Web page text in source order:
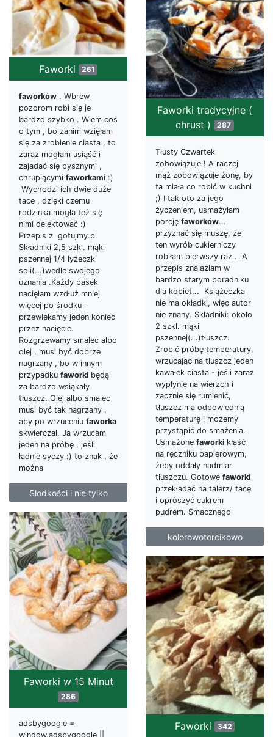
Faworki tradycyjne (
chrust ) 287
Tłusty Czwartek
zobowiązuje ! A raczej
mąż zobowiązuje żonę, by
ta miała co robić w kuchni
;) I tak oto za jego
życzeniem, usmażyłam
porcję faworków...
przyznać się muszę, że
ten wyrób cukierniczy
robiłam pierwszy raz... A
przepis znalazłam w
bardzo starym poradniku
dla kobiet... Książeczka
nie ma okładki, więc autor
nie znany. Składniki: około
2 szkl. mąki
pszennej(...)tłuszcz.
Zrobić próbę temperatury,
wrzucając na tłuszcz jeden
kawałek ciasta - jeśli zaraz
wypłynie na wierzch i
zacznie się rumienić,
tłuszcz ma odpowiednią
temperaturę i możemy
przystąpić do smażenia.
Usmażone faworki kłaść
na ręczniku papierowym,
żeby oddały nadmiar
tłuszczu. Gotowe faworki
przekładać na talerz/ tacę
i oprószyć cukrem
pudrem. Smacznego
kolorowotorcikowo
Faworki 261
faworków . Wbrew
pozorom robi się je
bardzo szybko . Wiem coś
o tym , bo zanim wzięłam
się za zrobienie ciasta , to
zaraz mogłam usiąść i
zajadać się pysznymi ,
chrupiącymi faworkami :)
Wychodzi ich dwie duże
tace , dzięki czemu
rodzinka mogła też się
nimi delektować :)
Przepis z gotujmy.pl
Składniki 2,5 szkl. mąki
pszennej 1/4 łyżeczki
soli(...)wedle swojego
uznania .Każdy pasek
nacięłam wzdłuż mniej
więcej po środku i
przewlekamy jeden koniec
przez nacięcie.
Rozgrzewamy smalec albo
olej , musi być dobrze
nagrzany , bo w innym
przypadku faworki będą
za bardzo wsiąkały
tłuszcz. Olej albo smalec
musi być tak nagrzany ,
aby po wrzuceniu faworka
skwierczał. Ja wrzucam
jeden na próbę , jeśli
ładnie syczy :) to znak , że
można
Słodkości i nie tylko
Faworki w 15 Minut
286
adsbygoogle =
window.adsbygoogle ||
Faworki 342